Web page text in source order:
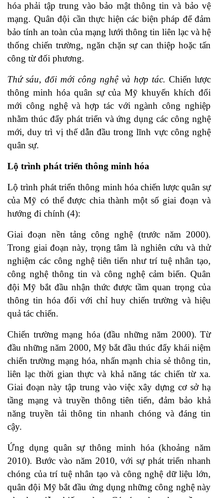
hóa phải tập trung vào bảo mật thông tin và bảo vệ
mạng. Quân đội cần thực hiện các biện pháp để đảm
bảo tính an toàn của mạng lưới thông tin liên lạc và hệ
thống chiến trường, ngăn chặn sự can thiệp hoặc tấn
công từ đối phương.
Thứ sáu, đổi mới công nghệ và hợp tác. Chiến lược
thông minh hóa quân sự của Mỹ khuyến khích đổi
mới công nghệ và hợp tác với ngành công nghiệp
nhằm thúc đẩy phát triển và ứng dụng các công nghệ
mới, duy trì vị thế dẫn đầu trong lĩnh vực công nghệ
quân sự.
Lộ trình phát triển thông minh hóa
Lộ trình phát triển thông minh hóa chiến lược quân sự
của Mỹ có thể được chia thành một số giai đoạn và
hướng đi chính (4):
Giai đoạn nền tảng công nghệ (trước năm 2000).
Trong giai đoạn này, trọng tâm là nghiên cứu và thử
nghiệm các công nghệ tiên tiến như trí tuệ nhân tạo,
công nghệ thông tin và công nghệ cảm biến. Quân
đội Mỹ bắt đầu nhận thức được tầm quan trọng của
thông tin hóa đối với chỉ huy chiến trường và hiệu
quả tác chiến.
Chiến trường mạng hóa (đầu những năm 2000). Từ
đầu những năm 2000, Mỹ bắt đầu thúc đẩy khái niệm
chiến trường mạng hóa, nhấn mạnh chia sẻ thông tin,
liên lạc thời gian thực và khả năng tác chiến từ xa.
Giai đoạn này tập trung vào việc xây dựng cơ sở hạ
tầng mạng và truyền thông tiên tiến, đảm bảo khả
năng truyền tải thông tin nhanh chóng và đáng tin
cậy.
Ứng dụng quân sự thông minh hóa (khoảng năm
2010). Bước vào năm 2010, với sự phát triển nhanh
chóng của trí tuệ nhân tạo và công nghệ dữ liệu lớn,
quân đội Mỹ bắt đầu ứng dụng những công nghệ này